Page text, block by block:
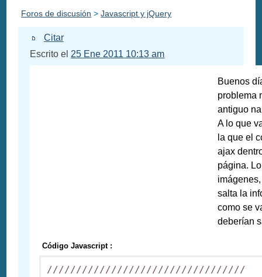
Foros de discusión >Javascript y jQuery
Citar
Escrito el 25 Ene 2011 10:13 am
Buenos
problema
antiguo
A lo que
la que el
ajax
página.
salta la
como se
deberían
Código Javascript :
//////////////////////////////////